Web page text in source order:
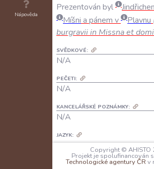
Nápověda
Prezentován byl
Míšni a pánem v Plavnu
burgraviiin Missnaet
SVĚDKOVÉ:
N/A
PEČETI:
N/A
KANCELÁŘSKÉ POZNÁMKY:
N/A
JAZYK:
latina
FORMA DOCHOVÁNÍ:
Copyright © AHISTO
Projekt je spolufinancován
Technologické agentury ČR v